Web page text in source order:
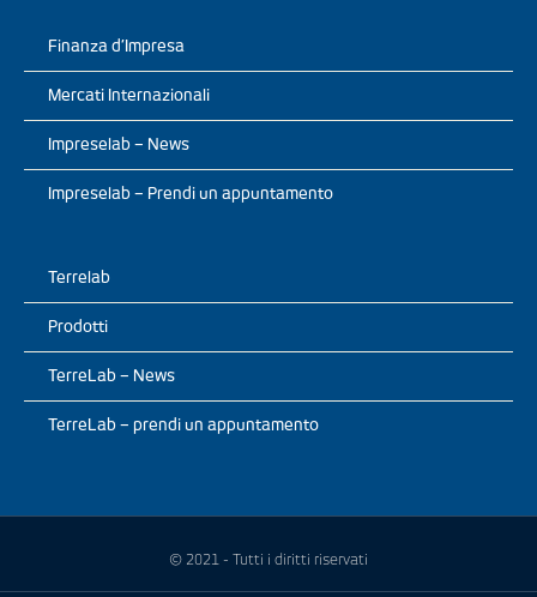
Finanza d’Impresa
Mercati Internazionali
Impreselab – News
Impreselab – Prendi un appuntamento
Terrelab
Prodotti
TerreLab – News
TerreLab – prendi un appuntamento
© 2021 - Tutti i diritti riservati